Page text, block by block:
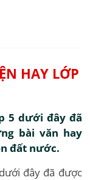
HAY LỚP
5 dưới đây đã
bài văn hay
đất nước.
đây đã được